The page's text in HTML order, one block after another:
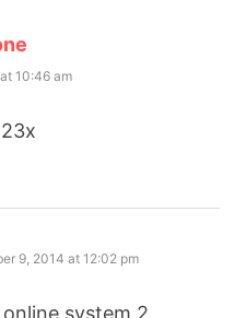
10:46 am
9, 2014 at 12:02 pm
system 2